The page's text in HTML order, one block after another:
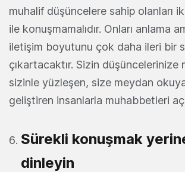
muhalif düşüncelere sahip olanları
ile konuşmamalıdır. Onları anlama
iletişim boyutunu çok daha ileri bir
çıkartacaktır. Sizin düşüncelerinize
sizinle yüzleşen, size meydan
geliştiren insanlarla muhabbetleri
Sürekli konuşmak
dinleyin